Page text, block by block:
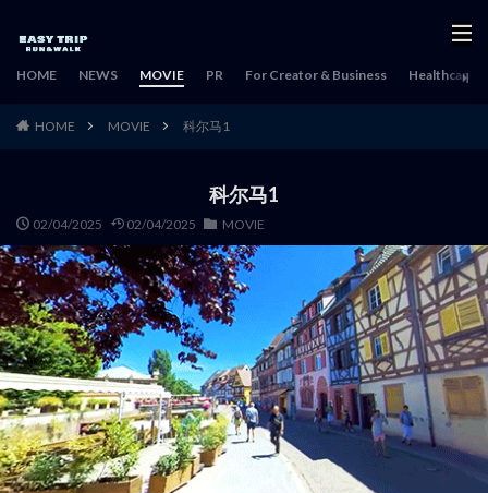
HOME NEWS MOVIE PR For Creator & Business Healthcare
HOME MOVIE 科尔马1
科尔马1
02/04/2025 02/04/2025 MOVIE